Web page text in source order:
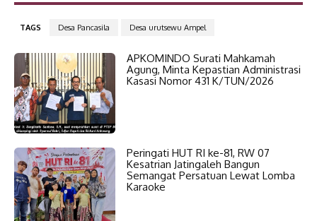
TAGS Desa Pancasila Desa urutsewu Ampel
APKOMINDO Surati Mahkamah
Agung, Minta Kepastian Administrasi
Kasasi Nomor 431 K/TUN/2026
Peringati HUT RI ke-81, RW 07
Kesatrian Jatingaleh Bangun
Semangat Persatuan Lewat Lomba
Karaoke